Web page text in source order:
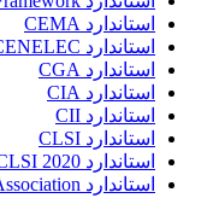
استاندارد CEMA
استاندارد CENELEC
استاندارد CGA
استاندارد CIA
استاندارد CII
استاندارد CLSI
استاندارد CLSI 2020
استاندارد Compressed Gas Association